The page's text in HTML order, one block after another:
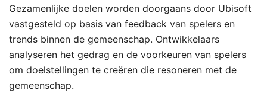
Gezamenlijke doelen worden doorgaans door Ubisoft
vastgesteld op basis van feedback van spelers en
trends binnen de gemeenschap. Ontwikkelaars
analyseren het gedrag en de voorkeuren van spelers
om doelstellingen te creëren die resoneren met de
gemeenschap.